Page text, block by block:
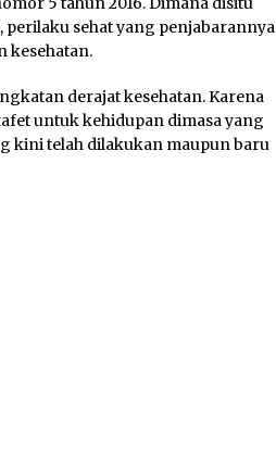
perilaku sehat yang penjabarannya
kesehatan.
derajat kesehatan. Karena
untuk kehidupan dimasa yang
kini telah dilakukan maupun baru